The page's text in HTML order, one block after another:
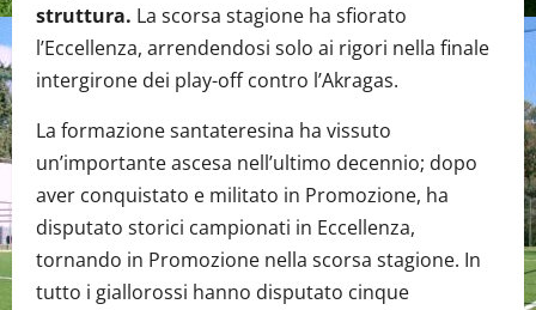
struttura. La scorsa stagione ha sfiorato
l’Eccellenza, arrendendosi solo ai rigori nella finale
intergirone dei play-off contro l’Akragas.
La formazione santateresina ha vissuto
un’importante ascesa nell’ultimo decennio; dopo
aver conquistato e militato in Promozione, ha
disputato storici campionati in Eccellenza,
tornando in Promozione nella scorsa stagione. In
tutto i giallorossi hanno disputato cinque